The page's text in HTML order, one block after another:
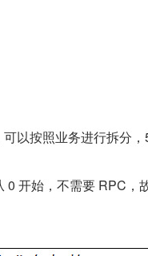
以按照业务进行拆分
0 开始，不需要 RPC，